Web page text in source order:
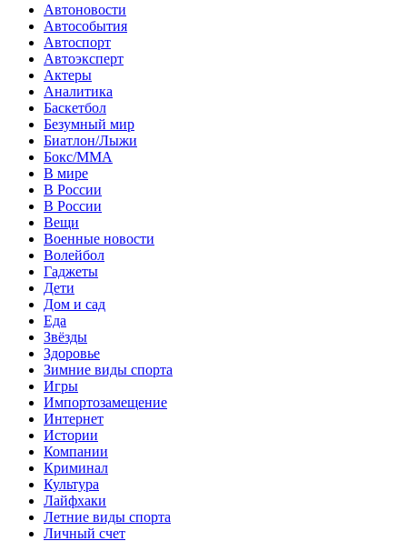
Автоновости
Автособытия
Автоспорт
Автоэксперт
Актеры
Аналитика
Баскетбол
Безумный мир
Биатлон/Лыжи
Бокс/MMA
В мире
В России
В России
Вещи
Военные новости
Волейбол
Гаджеты
Дети
Дом и сад
Еда
Звёзды
Здоровье
Зимние виды спорта
Игры
Импортозамещение
Интернет
Истории
Компании
Криминал
Культура
Лайфхаки
Летние виды спорта
Личный счет